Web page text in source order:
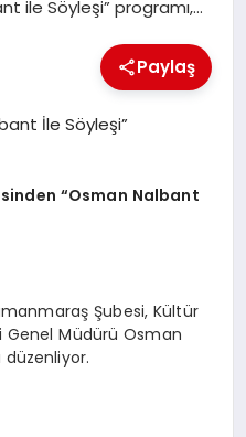
ile Söyleşi” programı,…
Paylaş
“Osman Nalbant
Şubesi, Kültür
Genel Müdürü Osman
düzenliyor.